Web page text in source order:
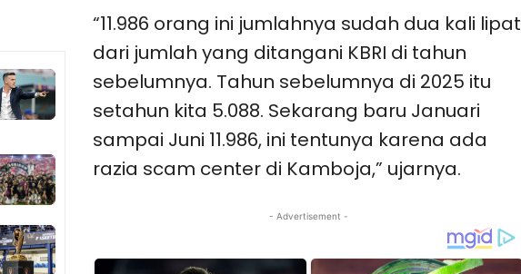
“11.986 orang ini jumlahnya sudah dua kali lipat
dari jumlah yang ditangani KBRI di tahun
sebelumnya. Tahun sebelumnya di 2025 itu
setahun kita 5.088. Sekarang baru Januari
sampai Juni 11.986, ini tentunya karena ada
razia scam center di Kamboja,” ujarnya.
- Advertisement -